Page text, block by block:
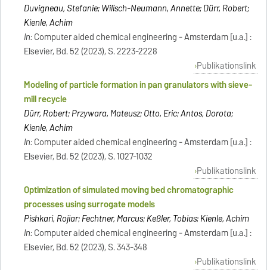
Duvigneau, Stefanie; Wilisch-Neumann, Annette; Dürr, Robert;
Kienle, Achim
In:Computer aided chemical engineering - Amsterdam [u.a.] :
Elsevier, Bd. 52 (2023), S. 2223-2228
Publikationslink
Modeling of particle formation in pan granulators with sieve-
mill recycle
Dürr, Robert; Przywara, Mateusz; Otto, Eric; Antos, Dorota;
Kienle, Achim
In:Computer aided chemical engineering - Amsterdam [u.a.] :
Elsevier, Bd. 52 (2023), S. 1027-1032
Publikationslink
Optimization of simulated moving bed chromatographic
processes using surrogate models
Pishkari, Rojiar; Fechtner, Marcus; Keßler, Tobias; Kienle, Achim
In:Computer aided chemical engineering - Amsterdam [u.a.] :
Elsevier, Bd. 52 (2023), S. 343-348
Publikationslink